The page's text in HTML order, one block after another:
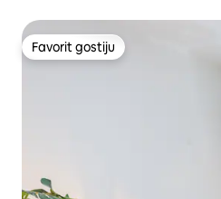
Favorit gostiju
Favorit gostiju